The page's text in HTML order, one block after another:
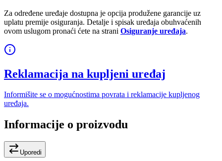
Za određene uređaje dostupna je opcija produžene garancije uz
uplatu premije osiguranja. Detalje i spisak uređaja obuhvaćenih
ovom uslugom pronaći ćete na strani Osiguranje uređaja.
Reklamacija na kupljeni uređaj
Informišite se o mogućnostima povrata i reklamacije kupljenog
uređaja.
Informacije o proizvodu
Uporedi